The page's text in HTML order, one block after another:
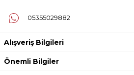
05355029882
Alışveriş Bilgileri
Önemli Bilgiler